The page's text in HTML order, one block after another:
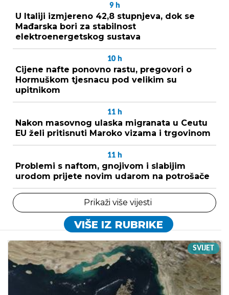
9 h
U Italiji izmjereno 42,8 stupnjeva, dok se
Mađarska bori za stabilnost
elektroenergetskog sustava
10 h
Cijene nafte ponovno rastu, pregovori o
Hormuškom tjesnacu pod velikim su
upitnikom
11 h
Nakon masovnog ulaska migranata u Ceutu
EU želi pritisnuti Maroko vizama i trgovinom
11 h
Problemi s naftom, gnojivom i slabijim
urodom prijete novim udarom na potrošače
Prikaži više vijesti
VIŠE IZ RUBRIKE
SVIJET